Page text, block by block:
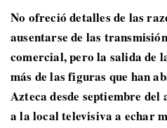
No ofreció detalles de las
ausentarse de las
comercial, pero la salida de
más de las figuras que han
Azteca desde septiembre
a la local televisiva a echar